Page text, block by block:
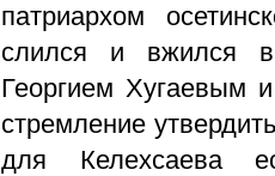
патриархом
слился и вжился в
Георгием Хугаевым
стремление
для Келехсаева